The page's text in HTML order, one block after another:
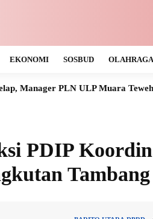
EKONOMI SOSBUD OLAHRAGA
Muara Teweh Tak Tahu
PDIP
Tambang